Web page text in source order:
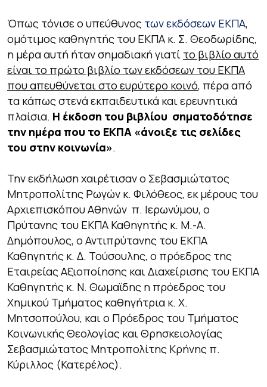
Όπως τόνισε ο υπεύθυνος των εκδόσεων ΕΚΠΑ,
ομότιμος καθηγητής του ΕΚΠΑ κ. Σ. Θεοδωρίδης,
η μέρα αυτή ήταν σημαδιακή γιατί το βιβλίο αυτό
είναι το πρώτο βιβλίο των εκδόσεων του ΕΚΠΑ
που απευθύνεται στο ευρύτερο κοινό, πέρα από
τα κάπως στενά εκπαιδευτικά και ερευνητικά
πλαίσια. Η έκδοση του βιβλίου σηματοδότησε
την ημέρα που το ΕΚΠΑ «άνοιξε τις σελίδες
του στην κοινωνία».
Την εκδήλωση χαιρέτισαν ο Σεβασμιώτατος
Μητροπολίτης Ρωγών κ. Φιλόθεος, εκ μέρους του
Αρχιεπισκόπου Αθηνών π. Ιερωνύμου, ο
Πρύτανης του ΕΚΠΑ Καθηγητής κ. Μ.-Α.
Δημόπουλος, ο Αντιπρύτανης του ΕΚΠΑ
Καθηγητής κ. Δ. Τούσουλης, ο πρόεδρος της
Εταιρείας Αξιοποίησης και Διαχείρισης του ΕΚΠΑ
Καθηγητής κ. Ν. Θωμαϊδης η πρόεδρος του
Χημικού Τμήματος καθηγήτρια κ. Χ.
Μητσοπούλου, και ο Πρόεδρος του Τμήματος
Κοινωνικής Θεολογίας και Θρησκειολογίας
Σεβασμιώτατος Μητροπολίτης Κρήνης π.
Κύριλλος (Κατερέλος).